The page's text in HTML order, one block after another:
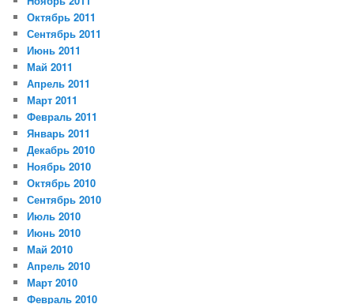
Октябрь 2011
Сентябрь 2011
Июнь 2011
Май 2011
Апрель 2011
Март 2011
Февраль 2011
Январь 2011
Декабрь 2010
Ноябрь 2010
Октябрь 2010
Сентябрь 2010
Июль 2010
Июнь 2010
Май 2010
Апрель 2010
Март 2010
Февраль 2010